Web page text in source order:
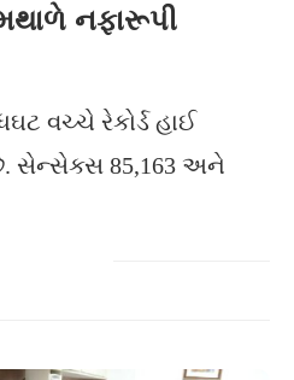
નફારૂપી
વચ્ચે રેકોર્ડ હાઈ
સેન્સેક્સ 85,163 અને